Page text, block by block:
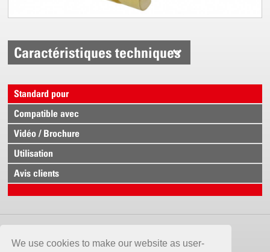
We use cookies to make our website as user-
Caractéristiques techniques
Standard pour
Compatible avec
Vidéo / Brochure
Utilisation
Avis clients
CONTACT